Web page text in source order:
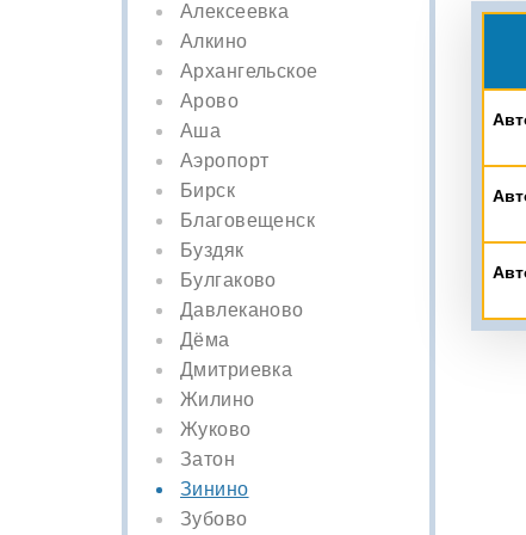
Алексеевка
Алкино
Архангельское
Арово
Аша
Аэропорт
Бирск
Благовещенск
Буздяк
Булгаково
Давлеканово
Дёма
Дмитриевка
Жилино
Жуково
Затон
Зинино
Зубово